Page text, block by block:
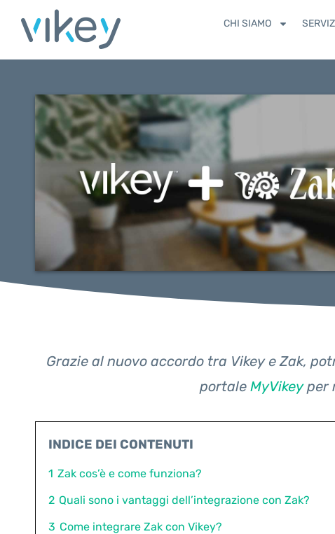
CHI SIAMO
Grazie al nuovo accordo tra Vikey e Zak,
portale MyVikeyper
INDICE DEI CONTENUTI
1 Zak cos’è e come funziona?
2 Quali sono i vantaggi dell’integrazione con Zak?
3 Come integrare Zak con Vikey?